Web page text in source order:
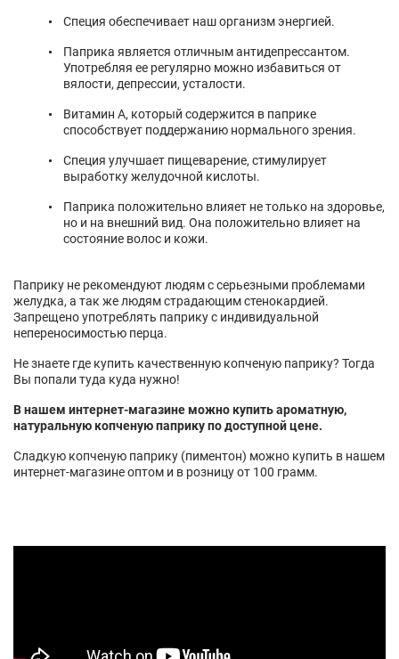
Специя обеспечивает наш организм энергией.
Паприка является отличным антидепрессантом.
Употребляя ее регулярно можно избавиться от
вялости, депрессии, усталости.
Витамин А, который содержится в паприке
способствует поддержанию нормального зрения.
Специя улучшает пищеварение, стимулирует
выработку желудочной кислоты.
Паприка положительно влияет не только на здоровье,
но и на внешний вид. Она положительно влияет на
состояние волос и кожи.
Паприку не рекомендуют людям с серьезными проблемами
желудка, а так же людям страдающим стенокардией.
Запрещено употреблять паприку с индивидуальной
непереносимостью перца.
Не знаете где купить качественную копченую паприку? Тогда
Вы попали туда куда нужно!
В нашем интернет-магазине можно купить ароматную,
натуральную копченую паприку по доступной цене.
Сладкую копченую паприку (пиментон) можно купить в нашем
интернет-магазине оптом и в розницу от 100 грамм.